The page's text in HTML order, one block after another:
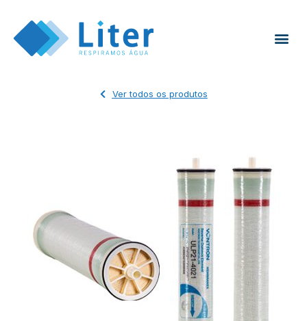
Ver todos os produtos